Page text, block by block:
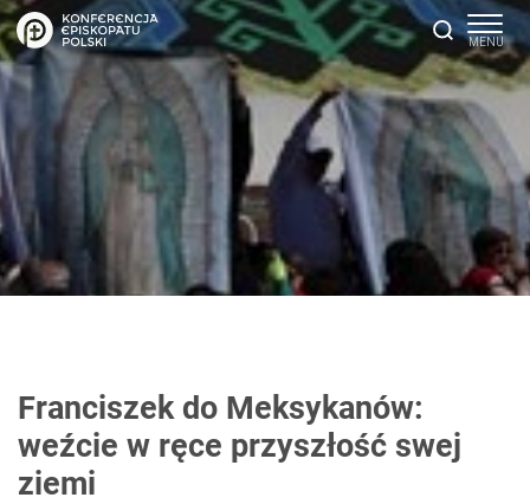
Franciszek do Meksykanów:
weźcie w ręce przyszłość swej
ziemi